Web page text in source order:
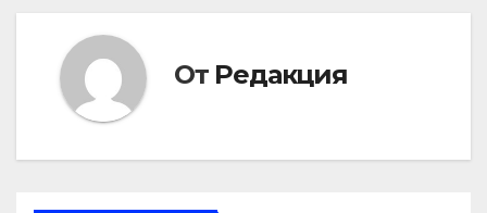
От Редакция